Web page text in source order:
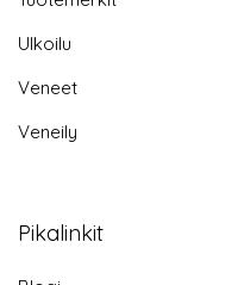
Ulkoilu
Veneet
Veneily
Pikalinkit